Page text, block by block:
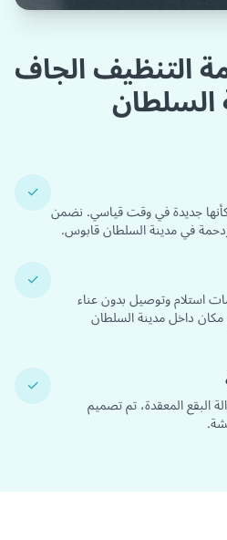
التنظيف الجاف
السلطان
✓
جديدة في وقت قياسي. نضمن
في مدينة السلطان قابوس.
✓
استلام وتوصيل بدون عناء
داخل مدينة السلطان
✓
البقع المعقدة، تم تصميم